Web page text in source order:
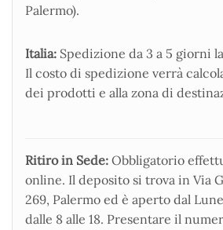
Palermo).
Italia: Spedizione da 3 a 5 giorni
Il costo di spedizione verrà
dei prodotti e alla zona di
Ritiro in Sede: Obbligatorio
online. Il deposito si trova in Via
269, Palermo ed è aperto dal
dalle 8 alle 18. Presentare il